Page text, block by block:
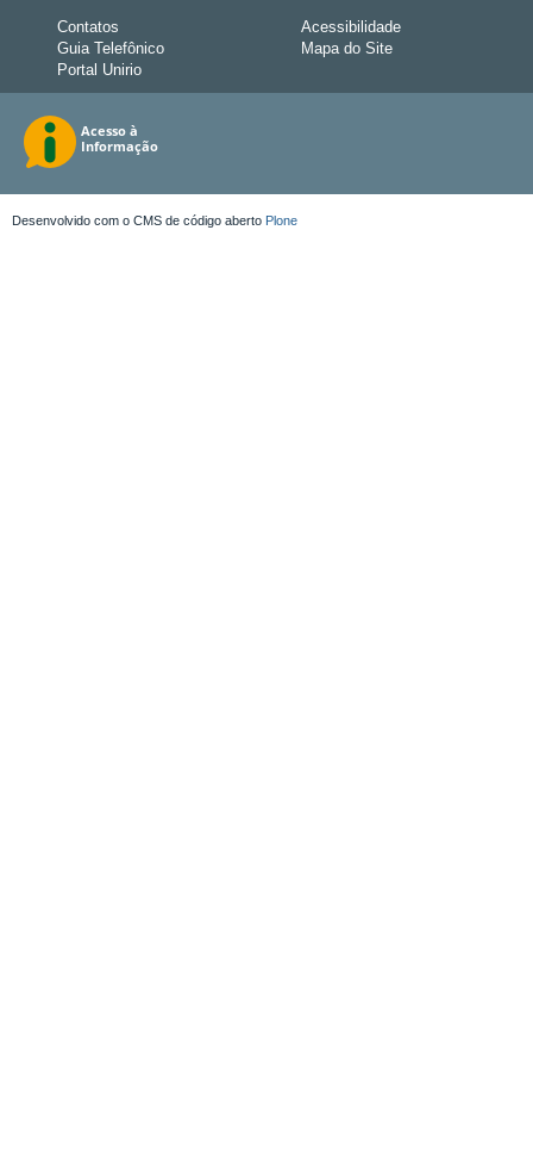
Contatos
Guia Telefônico
Portal Unirio
Acessibilidade
Mapa do Site
Desenvolvido com o CMS de código aberto Plone